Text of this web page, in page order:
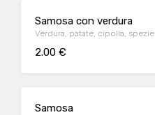
Samosa con verdura
Verdura, patate, cipolla, spezie
2.00 €
Samosa